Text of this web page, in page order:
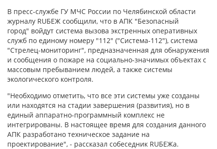
В пресс-службе ГУ МЧС России по Челябинской области
журналу RUБЕЖ сообщили, что в АПК "Безопасный
город" войдут система вызова экстренных оперативных
служб по единому номеру "112" ("Система-112"), система
"Стрелец-мониторинг", предназначенная для обнаружения
и сообщения о пожаре на социально-значимых объектах с
массовым пребыванием людей, а также системы
экологического контроля.
"Необходимо отметить, что все эти системы уже созданы
или находятся на стадии завершения (развития), но в
единый аппаратно-программный комплекс не
интегрированы. В настоящее время для создания данного
АПК разработано техническое задание на
проектирование", - рассказал собеседник RUБЕЖа.